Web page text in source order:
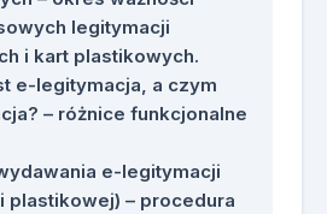
legitymacji
i kart plastikowych.
e-legitymacja, a czym
– różnice funkcjonalne
e-legitymacji
plastikowej) – procedura